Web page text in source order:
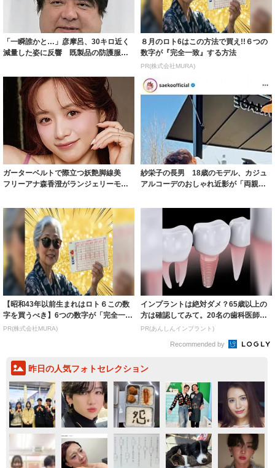
「一瞬誰かと…」彦摩呂、30キロ近く
減量した姿に反響 既製品の防護服が
８月のロト6はこの方法で買え!!６つの
数字が『完全一致』する方法
PR(株式会社MURA)
ガーターベルトで際立つ妖艶脚線美
フリーアナ森香澄がランジェリーモデ
紗栄子の長男 18歳のモデル、カジュ
アルコーデのおしゃれ近影が「両親の
【昭和43年以前生まれはロト６この数
字を買うべき】6つの数字が「完全一
致」する方...
PR(株式会社MURA)
インプラントは絶対ダメ？65歳以上の
方は確認してみて。20名の歯科医師監
修のガイ...
PR(あんしんインプラント)
Recommended by
昨日の人気フォトセレクション